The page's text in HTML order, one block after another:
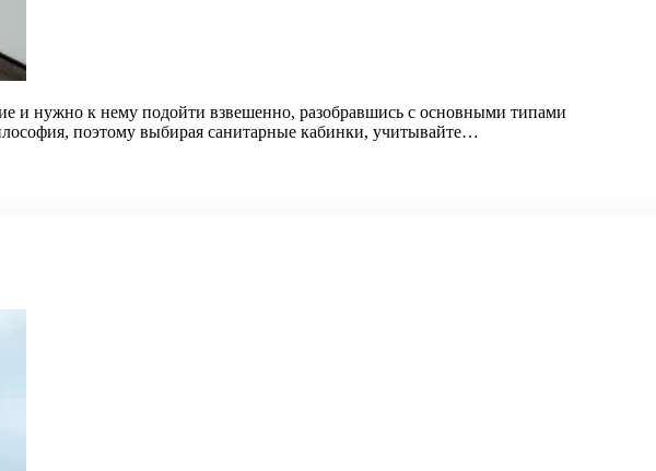
и нужно к нему подойти взвешенно, разобравшись с основными типами
поэтому выбирая санитарные кабинки, учитывайте…